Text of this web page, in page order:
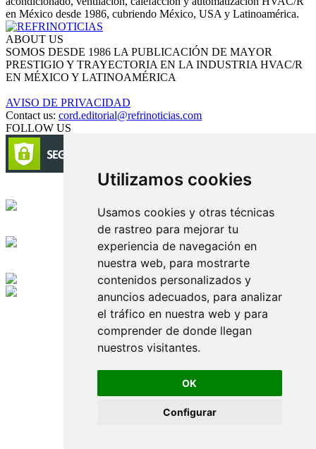
Utilizamos cookies
Usamos cookies y otras técnicas
de rastreo para mejorar tu
experiencia de navegación en
nuestra web, para mostrarte
contenidos personalizados y
anuncios adecuados, para analizar
el tráfico en nuestra web y para
comprender de donde llegan
nuestros visitantes.
OK
Configurar
en México desde 1986, cubriendo México, USA y Latinoamérica.
ABOUT US
SOMOS DESDE 1986 LA PUBLICACIÓN DE MAYOR
PRESTIGIO Y TRAYECTORIA EN LA INDUSTRIA HVAC/R
EN MÉXICO Y LATINOAMÉRICA
AVISO DE PRIVACIDAD
Contact us: cord.editorial@refrinoticias.com
FOLLOW US
Edición digital con tecnología
Playa Revolcadero 222 Col. Reforma Iztaccihuatl Norte C.P. 08810
CIUDAD DE MEXICO
Conmutador CIUDAD DE MEXICO (+52) 555 740 4476, 555 740
© 2000-2026 BURO DE MERCADOTECNIA DEL CENTRO,
S.A. Todos los derechos reservados
Todos los nombres, marcas, logotipos, productos e imagenes
mencionados son propiedad de sus respectivos dueños
Prohibida la reproducción total o parcial de los contenidos aqui
publicados incluyendo cualquier medio electrónico o magnético